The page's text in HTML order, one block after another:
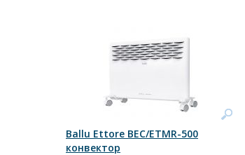
Ballu Ettore BEC/ETMR-500
конвектор